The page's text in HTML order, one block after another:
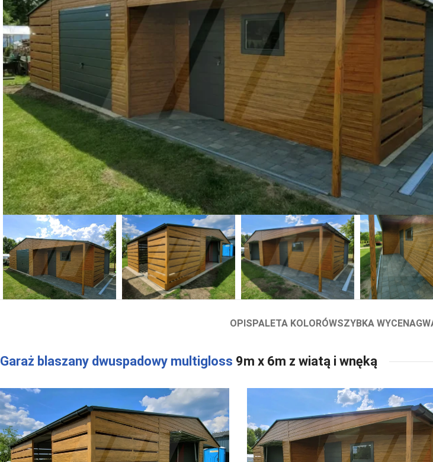
OPIS PALETA KOLORÓWSZYBKA WYCENA
Garaż blaszany dwuspadowy multigloss 9m x 6m z wiatą i wnęką